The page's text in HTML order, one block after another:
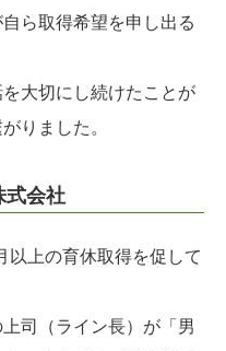
ら取得希望を申し出る
大切にし続けたことが
りました。
会社
以上の育休取得を促して
司（ライン長）が「男